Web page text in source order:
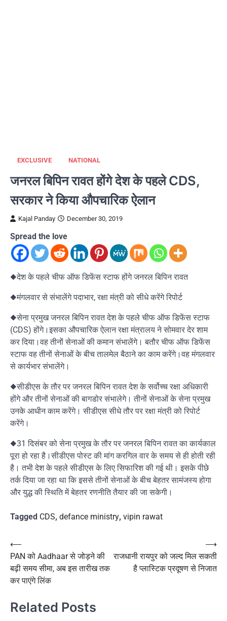
EXCLUSIVE NATIONAL
जनरल बिपिन रावत होंगे देश के पहले CDS,
सरकार ने किया औपचारिक ऐलान
Kajal Panday December 30, 2019
Spread the love
◆देश के पहले चीफ ऑफ डिफेंस स्टाफ होंगे जनरल बिपिन रावत
◆मंगलवार से संभालेंगे पदाभार, रक्षा मंत्री को सीधे करेंगे रिपोर्ट
◆सेना प्रमुख जनरल बिपिन रावत देश के पहले चीफ ऑफ डिफेंस स्टाफ
(CDS) होंगे।इसका औपचारिक ऐलान रक्षा मंत्रालय ने सोमवार देर शाम
कर दिया।वह तीनों सेनाओं की कमान संभालेंगे। बतौर चीफ ऑफ डिफेंस
स्टाफ वह तीनों सेनाओं के बीच तालमेल बैठाने का काम करेंगे।वह मंगलवार
से कार्यभार संभालेंगे।
◆सीडीएस के तौर पर जनरल बिपिन रावत देश के सर्वोच्च रक्षा अधिकारी
होंगे और तीनों सेनाओं की बागडोर संभालेगे। तीनों सेनाओं के सेना प्रमुख
उनके आधीन काम करेंगे। सीडीएस सीधे तौर पर रक्षा मंत्री को रिपोर्ट
करेंगे।
◆31 दिसंबर को सेना प्रमुख के तौर पर जनरल बिपिन रावत का कार्यकाल
पूरा हो रहा है।सीडीएस पोस्ट की मांग करगिल वार के समय से ही होती रही
है। तभी देश के पहले सीडीएस के लिए सिफारिश की गई थी। इसके पीछे
तर्क दिया जा रहा था कि इससे तीनों सेनाओं के बीच बेहतर सामंजस्य होगा
और युद्ध की स्थिति में बेहतर रणनीति तैयार की जा सकेगी।
Tagged CDS, defance ministry, vipin rawat
Post
navigation
⟵
PAN को Aadhaar से जोड़ने की
बढ़ी समय सीमा, अब इस तारीख तक
कर पाएंगे लिंक
राजधानी रायपुर को जल्द मिल सकती
है प्लास्टिक प्रदूषण से निजात
⟶
Related Posts